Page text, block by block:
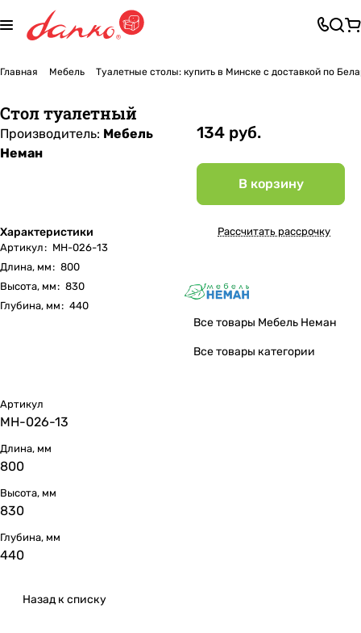
Главная Мебель Туалетные столы: купить в Минске с доставкой по
Стол туалетный
Производитель: Мебель
Неман
Характеристики
Артикул: МН-026-13
Длина, мм: 800
Высота, мм: 830
Глубина, мм: 440
134 руб.
В корзину
Рассчитать рассрочку
Все товары Мебель Неман
Все товары категории
Артикул
МН-026-13
Длина, мм
800
Высота, мм
830
Глубина, мм
440
Назад к списку